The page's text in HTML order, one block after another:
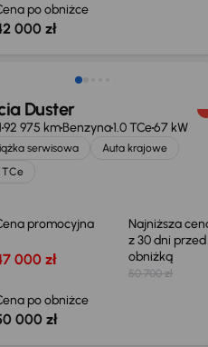
po obniżce
000 zł
Duster
92 975 kmBenzyna1.0 TCe67 kW
serwisowa
Auta krajowe
TCe
promocyjna
000 zł
Najniższa
z 30 dni przed
obniżką
50 700 zł
po obniżce
000 zł
o 1 500 zł